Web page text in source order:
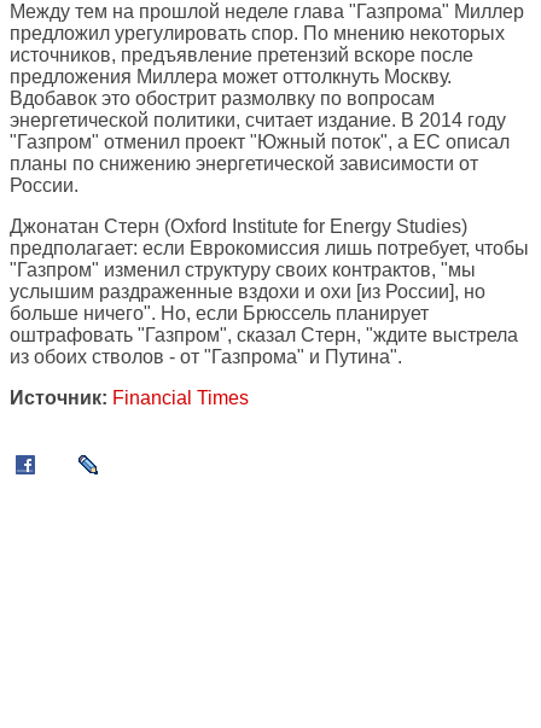
Между тем на прошлой неделе глава "Газпрома" Миллер
предложил урегулировать спор. По мнению некоторых
источников, предъявление претензий вскоре после
предложения Миллера может оттолкнуть Москву.
Вдобавок это обострит размолвку по вопросам
энергетической политики, считает издание. В 2014 году
"Газпром" отменил проект "Южный поток", а ЕС описал
планы по снижению энергетической зависимости от
России.
Джонатан Стерн (Oxford Institute for Energy Studies)
предполагает: если Еврокомиссия лишь потребует, чтобы
"Газпром" изменил структуру своих контрактов, "мы
услышим раздраженные вздохи и охи [из России], но
больше ничего". Но, если Брюссель планирует
оштрафовать "Газпром", сказал Стерн, "ждите выстрела
из обоих стволов - от "Газпрома" и Путина".
Источник: Financial Times